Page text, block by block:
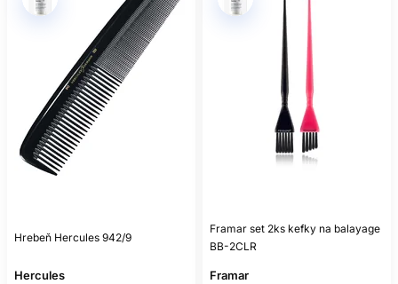
Hrebeň Hercules 942/9
Hercules
Framar set 2ks kefky na balayage
BB-2CLR
Framar